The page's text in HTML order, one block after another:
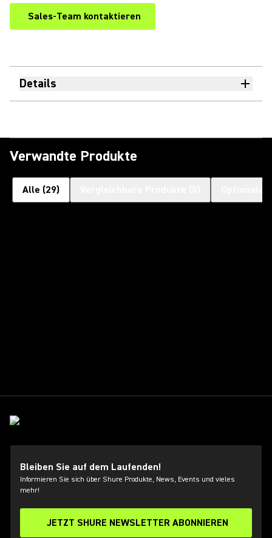
Sales-Team kontaktieren
Details
Verwandte Produkte
Alle (29)
Bleiben Sie auf dem Laufenden!
Informieren Sie sich über Shure Produkte, News, Events und vieles
mehr!
JETZT SHURE NEWSLETTER ABONNIEREN